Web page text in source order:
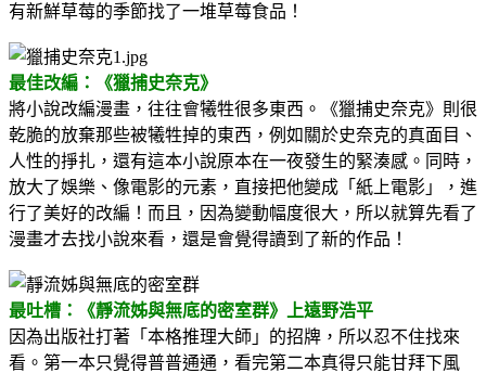
有新鮮草莓的季節找了一堆草莓食品！
最佳改編：《獵捕史奈克》
將小說改編漫畫，往往會犧牲很多東西。《獵捕史奈克》則很
乾脆的放棄那些被犧牲掉的東西，例如關於史奈克的真面目、
人性的掙扎，還有這本小說原本在一夜發生的緊湊感。同時，
放大了娛樂、像電影的元素，直接把他變成「紙上電影」，進
行了美好的改編！而且，因為變動幅度很大，所以就算先看了
漫畫才去找小說來看，還是會覺得讀到了新的作品！
最吐槽：《靜流姊與無底的密室群》上遠野浩平
因為出版社打著「本格推理大師」的招牌，所以忍不住找來
看。第一本只覺得普普通通，看完第二本真得只能甘拜下風